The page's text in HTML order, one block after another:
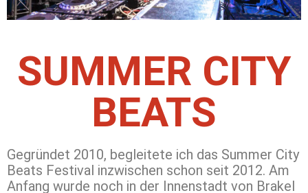
SUMMER CITY
BEATS
Gegründet 2010, begleitete ich das Summer City
Beats Festival inzwischen schon seit 2012. Am
Anfang wurde noch in der Innenstadt von Brakel